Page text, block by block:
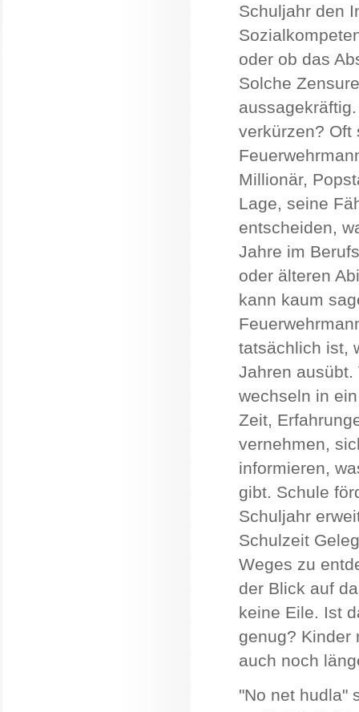
Schuljahr den
oder ob das
Solche
verkürzen? Oft
Millionär,
Lage, seine
entscheiden,
Jahre im
oder älteren
kann kaum
tatsächlich ist,
Jahren ausübt.
wechseln in
Zeit,
vernehmen,
informieren,
gibt. Schule
Schuljahr
Schulzeit
Weges zu
der Blick auf
keine Eile. Ist
genug? Kinder
auch noch
"No net hudla"